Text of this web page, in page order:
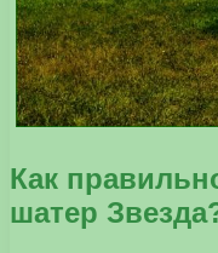
Как
шатер